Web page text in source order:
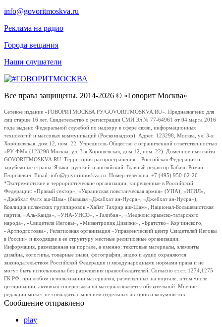
info@govoritmoskva.ru
Реклама на радио
Города вещания
Наши слушатели
Все права защищены. 2014-2026 © «Говорит Москва»
Сетевое издание «ГОВОРИТМОСКВА.РУ/GOVORITMOSKVA.RU». Предназначено для
лиц старше 16 лет. Свидетельство о регистрации СМИ Эл № 77-64961 от 04 марта 2016
года выдано Федеральной службой по надзору в сфере связи, информационных
технологий и массовых коммуникаций (Роскомнадзор). Адрес: 123298, Москва, ул. 3-я
Хорошевская, дом 12, пом. 22. Учредитель Общество с ограниченной ответственностью
«РУ ФМ» (123298 Москва, ул. 3-я Хорошевская, дом 12, пом. 22). Доменное имя сайта
GOVORITMOSKVA.RU. Территория распространения – Российская Федерация и
зарубежные страны. Языки: русский и английский. Главный редактор Бабаян Роман
Георгиевич. Email: info@govoritmoskva.ru. Номер телефона: +7 (495) 950-62-26
*Экстремистские и террористические организации, запрещенные в Российской
Федерации: «Правый сектор», «Украинская повстанческая армия» (УПА), «ИГИЛ»,
«Джабхат Фатх аш-Шам» (бывшая «Джабхат ан-Нусра», «Джебхат ан-Нусра»),
Коалиция исламских группировок «Хайят Тахрир аш-Шам», Национал-Большевистская
партия, «Аль-Каида», «УНА-УНСО», «Талибан», «Меджлис крымско-татарского
народа», «Свидетели Иеговы», «Мизантропик Дивижн», «Братство» Корчинского,
«Артподготовка», Религиозная организация «Управленческий центр Свидетелей Иеговы
в России» и входящие в ее структуру местные религиозные организации.
Информация, размещенная на портале, а именно: текстовые материалы, элементы
дизайна, логотипы, товарные знаки, фотографии, видео и аудио охраняются
законодательством Российской Федерации и международными нормами права и не
могут быть использованы без разрешения правообладателей. Согласно ст.ст. 1274,1275
ГК РФ, при любом использовании материалов, размещенных на портале, в том числе
цитировании, активная гиперссылка на материал является обязательной. Мнение
редакции может не совпадать с мнением отдельных авторов и колумнистов.
Сообщение отправлено
play